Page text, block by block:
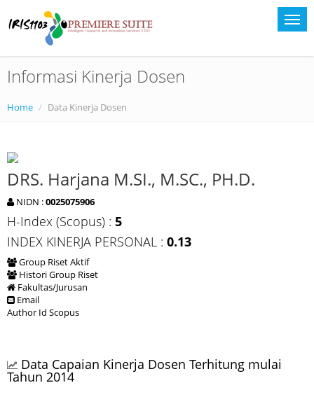
Informasi Kinerja Dosen
Home Data Kinerja Dosen
DRS. Harjana M.SI., M.SC., PH.D.
NIDN :0025075906
H-Index (Scopus) : 5
INDEX KINERJA PERSONAL : 0.13
Group Riset Aktif
Histori Group Riset
Fakultas/Jurusan
Email
Author Id Scopus
Data Capaian Kinerja Dosen Terhitung mulai
Tahun 2014